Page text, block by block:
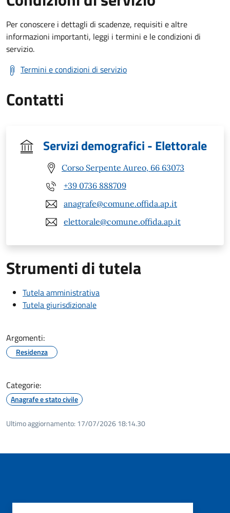
Per conoscere i dettagli di scadenze, requisiti e altre
informazioni importanti, leggi i termini e le condizioni di
servizio.
Termini e condizioni di servizio
Contatti
Servizi demografici - Elettorale
Corso Serpente Aureo, 66 63073
+39 0736 888709
anagrafe@comune.offida.ap.it
elettorale@comune.offida.ap.it
Strumenti di tutela
Tutela amministrativa
Tutela giurisdizionale
Argomenti:
Residenza
Categorie:
Anagrafe e stato civile
Ultimo aggiornamento: 17/07/2026 18:14.30